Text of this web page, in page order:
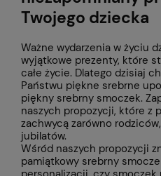
Twojego dziecka
Ważne wydarzenia w życiu
wyjątkowe prezenty, które
całe życie. Dlatego dzisiaj
Państwu piękne srebrne
piękny srebrny smoczek.
naszych propozycji, które z
zachwycą zarówno
jubilatów.
Wśród naszych propozycji
pamiątkowy srebrny